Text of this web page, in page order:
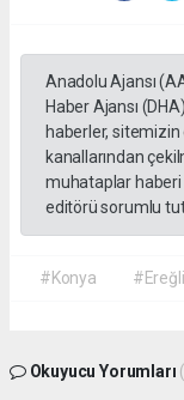
Anadolu Ajansı
Haber Ajansı
haberler,
kanallarından
muhataplar
editörü sorumlu
#Konya #Ereğli
Okuyucu Yorumları